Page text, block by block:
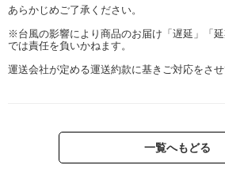
あらかじめご了承ください。
※台風の影響により商品のお届け「遅延」「
では責任を負いかねます。
運送会社が定める運送約款に基きご対応をさせ
一覧へもどる